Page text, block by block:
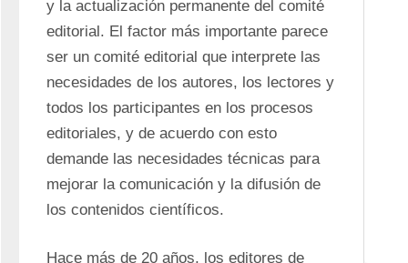
y la actualización permanente del comité
editorial. El factor más importante parece
ser un comité editorial que interprete las
necesidades de los autores, los lectores y
todos los participantes en los procesos
editoriales, y de acuerdo con esto
demande las necesidades técnicas para
mejorar la comunicación y la difusión de
los contenidos científicos.
Hace más de 20 años, los editores de